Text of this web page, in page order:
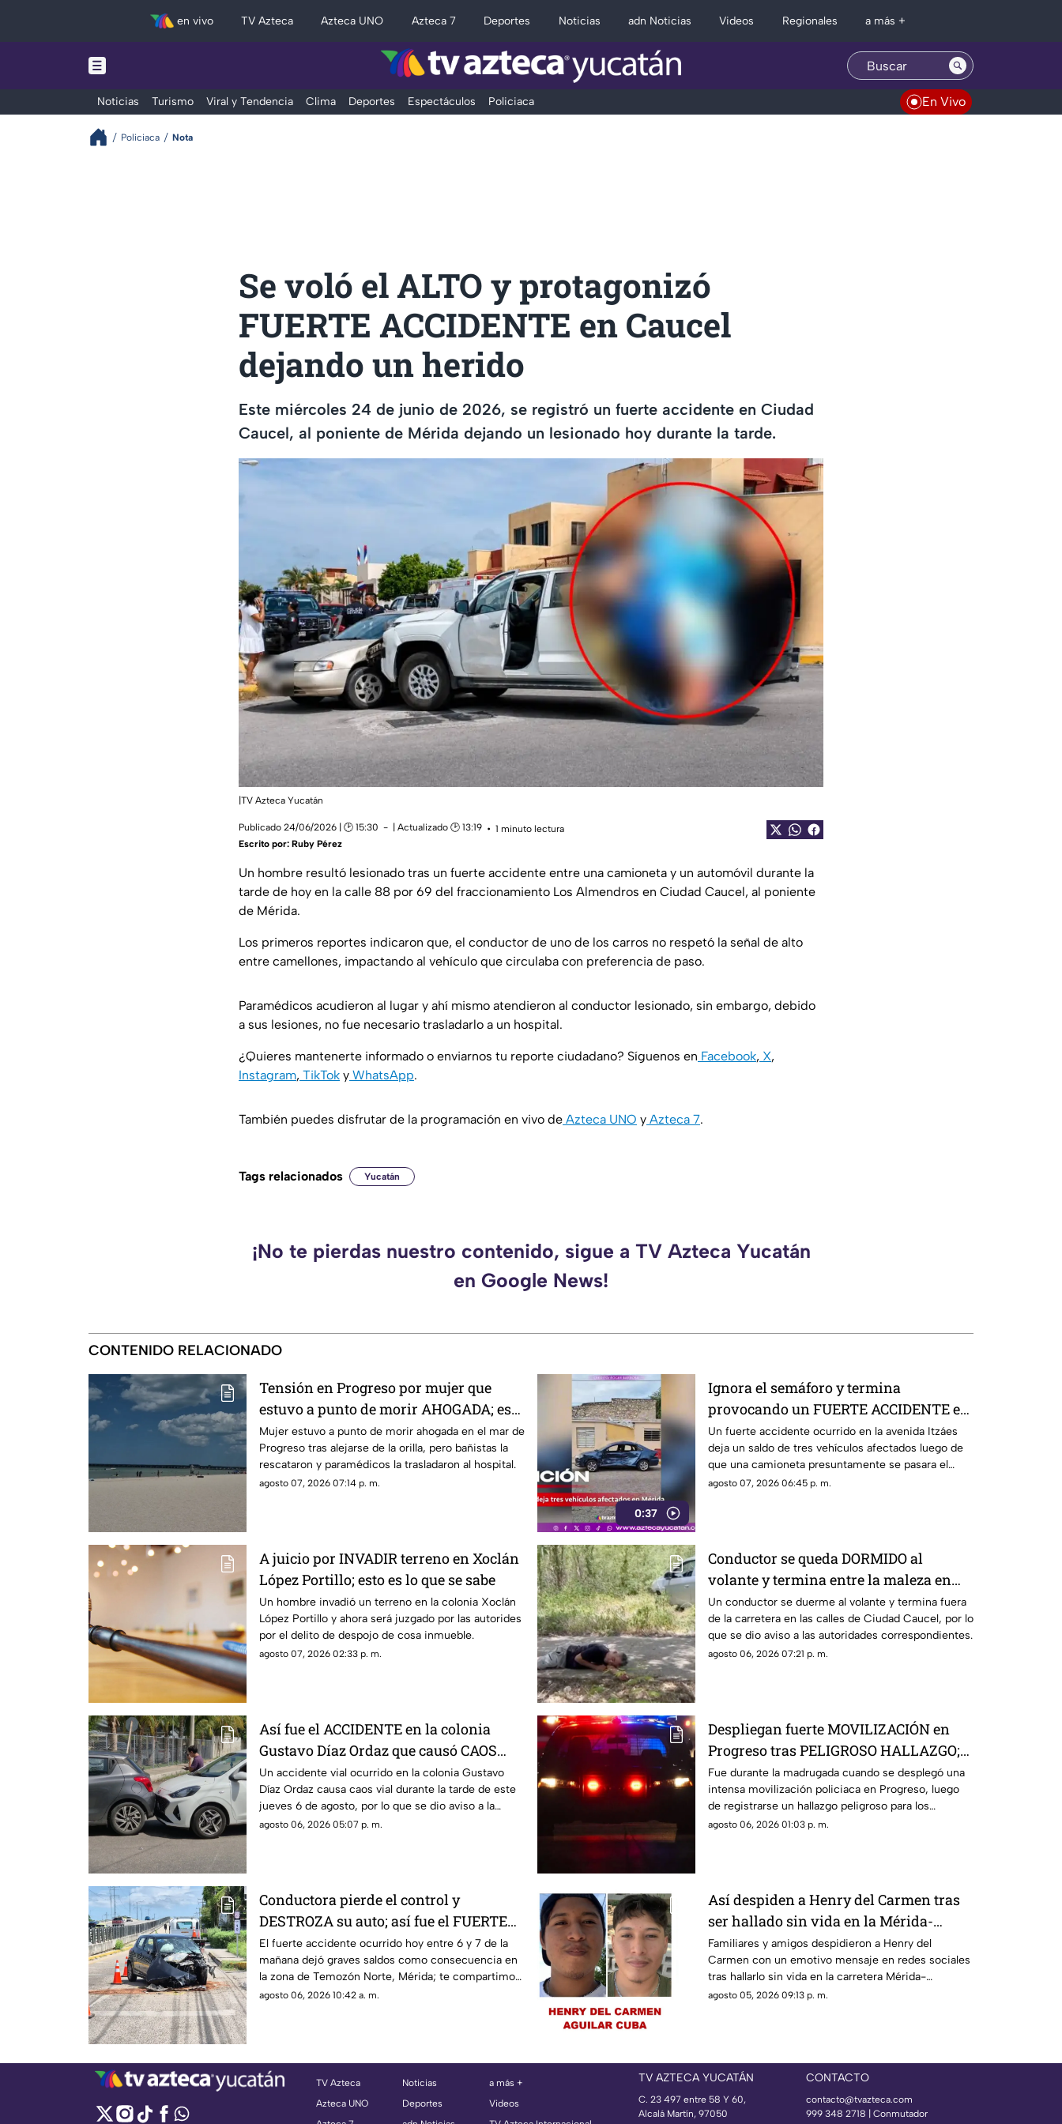
en vivo TV Azteca Azteca UNO Azteca 7 Deportes Noticias adn Noticias Videos Regionales a más +
Noticias Turismo Viral y Tendencia Clima Deportes Espectáculos Policiaca En Vivo
Policiaca Nota
Se voló el ALTO y protagonizó
FUERTE ACCIDENTE en Caucel
dejando un herido
Este miércoles 24 de junio de 2026, se registró un fuerte accidente en Ciudad
Caucel, al poniente de Mérida dejando un lesionado hoy durante la tarde.
|TV Azteca Yucatán
Publicado 24/06/2026 | 🕑 15:30 | Actualizado 🕑 13:19
1 minuto lectura
Escrito por: Ruby Pérez
Un hombre resultó lesionado tras un fuerte accidente entre una camioneta y un automóvil durante la
tarde de hoy en la calle 88 por 69 del fraccionamiento Los Almendros en Ciudad Caucel, al poniente
de Mérida.
Los primeros reportes indicaron que, el conductor de uno de los carros no respetó la señal de alto
entre camellones, impactando al vehículo que circulaba con preferencia de paso.
Paramédicos acudieron al lugar y ahí mismo atendieron al conductor lesionado, sin embargo, debido
a sus lesiones, no fue necesario trasladarlo a un hospital.
¿Quieres mantenerte informado o enviarnos tu reporte ciudadano? Síguenos en Facebook, X,
Instagram, TikTok y WhatsApp.
También puedes disfrutar de la programación en vivo de Azteca UNO y Azteca 7.
Tags relacionados Yucatán
¡No te pierdas nuestro contenido, sigue a TV Azteca Yucatán
en Google News!
CONTENIDO RELACIONADO
Tensión en Progreso por mujer que
estuvo a punto de morir AHOGADA; esto
se sabe
Mujer estuvo a punto de morir ahogada en el mar de
Progreso tras alejarse de la orilla, pero bañistas la
rescataron y paramédicos la trasladaron al hospital.
agosto 07, 2026 07:14 p. m.
0:37
Ignora el semáforo y termina
provocando un FUERTE ACCIDENTE en
la Avenida Itzáes; ¿hay heridos?
Un fuerte accidente ocurrido en la avenida Itzáes
deja un saldo de tres vehículos afectados luego de
que una camioneta presuntamente se pasara el
semáforo.
agosto 07, 2026 06:45 p. m.
A juicio por INVADIR terreno en Xoclán
López Portillo; esto es lo que se sabe
Un hombre invadió un terreno en la colonia Xoclán
López Portillo y ahora será juzgado por las autorides
por el delito de despojo de cosa inmueble.
agosto 07, 2026 02:33 p. m.
Conductor se queda DORMIDO al
volante y termina entre la maleza en
Ciudad Caucel
Un conductor se duerme al volante y termina fuera
de la carretera en las calles de Ciudad Caucel, por lo
que se dio aviso a las autoridades correspondientes.
agosto 06, 2026 07:21 p. m.
Así fue el ACCIDENTE en la colonia
Gustavo Díaz Ordaz que causó CAOS
VIAL este jueves
Un accidente vial ocurrido en la colonia Gustavo
Díaz Ordaz causa caos vial durante la tarde de este
jueves 6 de agosto, por lo que se dio aviso a la
policía.
agosto 06, 2026 05:07 p. m.
Despliegan fuerte MOVILIZACIÓN en
Progreso tras PELIGROSO HALLAZGO;
esto encontraron
Fue durante la madrugada cuando se desplegó una
intensa movilización policiaca en Progreso, luego
de registrarse un hallazgo peligroso para los
vecinos.
agosto 06, 2026 01:03 p. m.
Conductora pierde el control y
DESTROZA su auto; así fue el FUERTE
ACCIDENTE HOY en Temozón Norte,
Mérida
El fuerte accidente ocurrido hoy entre 6 y 7 de la
mañana dejó graves saldos como consecuencia en
la zona de Temozón Norte, Mérida; te compartimos
los detalles.
agosto 06, 2026 10:42 a. m.
Así despiden a Henry del Carmen tras
ser hallado sin vida en la Mérida-
Chetumal tras varios días desaparecido
Familiares y amigos despidieron a Henry del
Carmen con un emotivo mensaje en redes sociales
tras hallarlo sin vida en la carretera Mérida-
Chetumal.
agosto 05, 2026 09:13 p. m.
TV Azteca
Azteca UNO
Noticias
Deportes
a más +
Videos
TV AZTECA YUCATÁN
C. 23 497 entre 58 Y 60,
Alcalá Martín, 97050
CONTACTO
contacto@tvazteca.com
999 348 2718 | Conmutador